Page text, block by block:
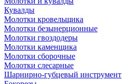
Кувалды
Молотки кровельщика
Молотки безынерционные
Молотки гвоздодеры
Молотки каменщика
Молотки сборочные
Молотки слесарные
Шарнирно-губцевый инструмент